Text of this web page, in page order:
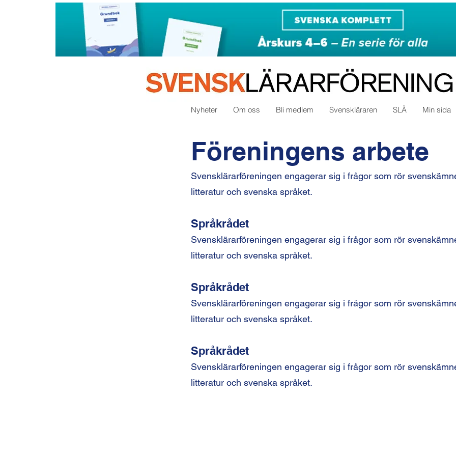
Nyheter Om oss Bli medlem Svenskläraren SLÅ Min sida
Föreningens arbete
Svensklärarföreningen engagerar sig i frågor som rör
litteratur och svenska språket.
Språkrådet
Svensklärarföreningen engagerar sig i frågor som rör
litteratur och svenska språket.
Språkrådet
Svensklärarföreningen engagerar sig i frågor som rör
litteratur och svenska språket.
Språkrådet
Svensklärarföreningen engagerar sig i frågor som rör
litteratur och svenska språket.